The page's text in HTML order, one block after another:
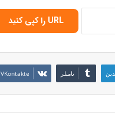
URL را کپی کنید
‫تامبلر ‫VKontakte